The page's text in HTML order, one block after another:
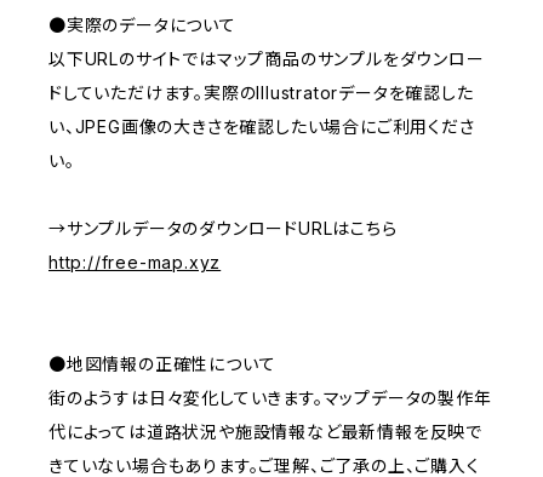
●実際のデータについて
以下URLのサイトではマップ商品のサンプルをダウンロー
ドしていただけます。実際のIllustratorデータを確認した
い、JPEG画像の大きさを確認したい場合にご利用くださ
い。
→サンプルデータのダウンロードURLはこちら
http://free-map.xyz
●地図情報の正確性について
街のようすは日々変化していきます。マップデータの製作年
代によっては道路状況や施設情報など最新情報を反映で
きていない場合もあります。ご理解、ご了承の上、ご購入く